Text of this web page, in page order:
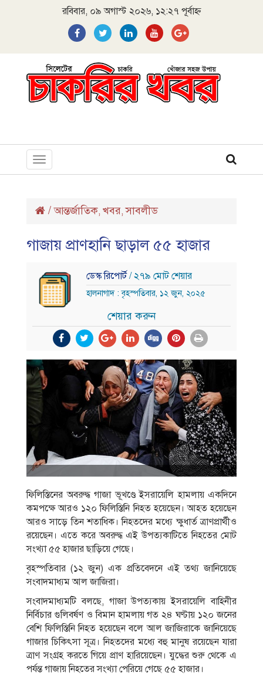
রবিবার, ০৯ অগাস্ট ২০২৬, ১২:২৭ পূর্বাহ্ন
Toggle
navigation
/আন্তর্জাতিক, খবর,সাবলীড
গাজায় প্রাণহানি ছাড়াল ৫৫ হাজার
ডেস্ক রিপোর্ট/ ২৭৯ মোট শেয়ার
হালনাগাদ : বৃহস্পতিবার, ১২ জুন, ২০২৫
শেয়ার করুন
ফিলিস্তিনের অবরুদ্ধ গাজা ভূখণ্ডে ইসরায়েলি হামলায় একদিনে
কমপক্ষে আরও ১২০ ফিলিস্তিনি নিহত হয়েছেন। আহত হয়েছেন
আরও সাড়ে তিন শতাধিক। নিহতদের মধ্যে ক্ষুধার্ত ত্রাণপ্রার্থীও
রয়েছেন। এতে করে অবরুদ্ধ এই উপত্যকাটিতে নিহতের মোট
সংখ্যা ৫৫ হাজার ছাড়িয়ে গেছে।
বৃহস্পতিবার (১২ জুন) এক প্রতিবেদনে এই তথ্য জানিয়েছে
সংবাদমাধ্যম আল জাজিরা।
সংবাদমাধ্যমটি বলছে, গাজা উপত্যকায় ইসরায়েলি বাহিনীর
নির্বিচার গুলিবর্ষণ ও বিমান হামলায় গত ২৪ ঘণ্টায় ১২০ জনের
বেশি ফিলিস্তিনি নিহত হয়েছেন বলে আল জাজিরাকে জানিয়েছে
গাজার চিকিৎসা সূত্র। নিহতদের মধ্যে বহু মানুষ রয়েছেন যারা
ত্রাণ সংগ্রহ করতে গিয়ে প্রাণ হারিয়েছেন। যুদ্ধের শুরু থেকে এ
পর্যন্ত গাজায় নিহতের সংখ্যা পেরিয়ে গেছে ৫৫ হাজার।